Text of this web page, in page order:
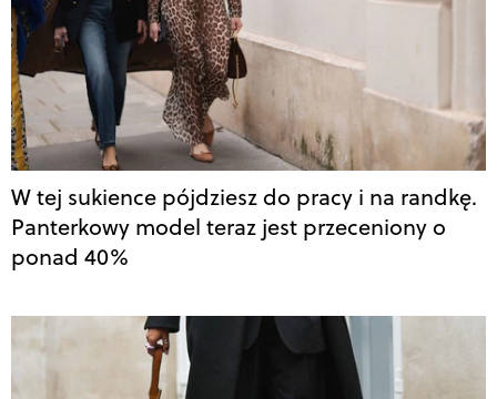
W tej sukience pójdziesz do pracy i na randkę.
Panterkowy model teraz jest przeceniony o
ponad 40%